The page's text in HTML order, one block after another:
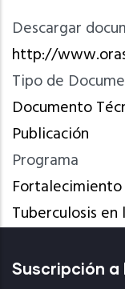
Descargar
http://
Tipo de
Documento
Publicación
Programa
Tuberculosis
Suscripción a